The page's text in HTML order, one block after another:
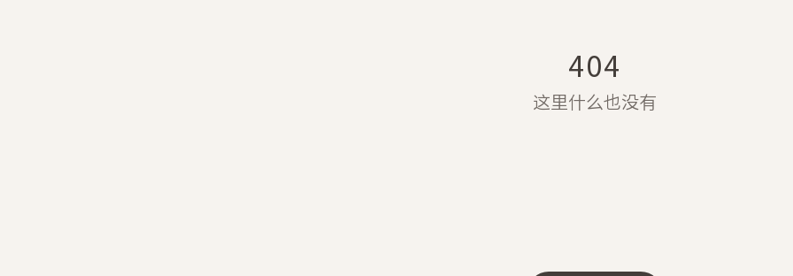
404
这里什么也没有